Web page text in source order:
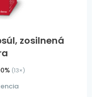
zosilnená
(13×)